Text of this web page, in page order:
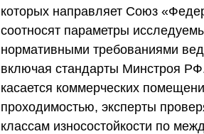
которых направляет Союз
соотносят параметры
нормативными требованиями
включая стандарты Минстроя РФ
касается коммерческих
проходимостью, эксперты
классам износостойкости по